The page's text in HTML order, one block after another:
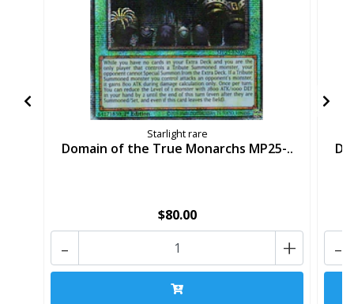
Starlight rare
Domain of the True Monarchs MP25-..
$80.00
+
- -